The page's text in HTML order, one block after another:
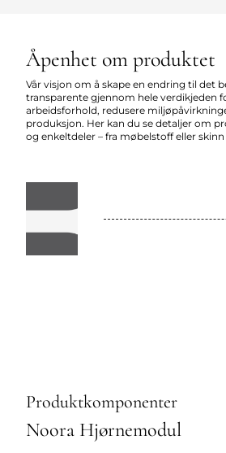
Åpenhet om produktet
Vår visjon om å skape en endring til det
transparente gjennom hele verdikjeden
arbeidsforhold, redusere
produksjon. Her kan du se detaljer om
og enkeltdeler – fra møbelstoff eller
Produktkomponenter
Noora Hjørnemodul